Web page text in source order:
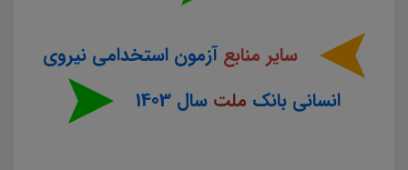
سایر منابع آزمون استخدامی نیروی
انسانی بانک ملتسال 1403